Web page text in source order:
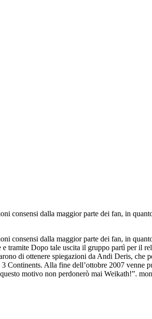
consensi dalla maggior parte dei fan, in
consensi dalla maggior parte dei fan, in
tramite Dopo tale uscita il gruppo partì per il
di ottenere spiegazioni da Andi Deris, che
Alla fine dell’ottobre 2007 venne
motivo non perdonerò mai Weikath!”.